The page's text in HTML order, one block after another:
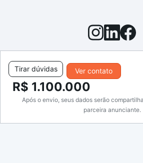
Ver contato
Tirar dúvidas
R$ 1.100.000
Após o envio, seus dados serão
parceira anunciante.